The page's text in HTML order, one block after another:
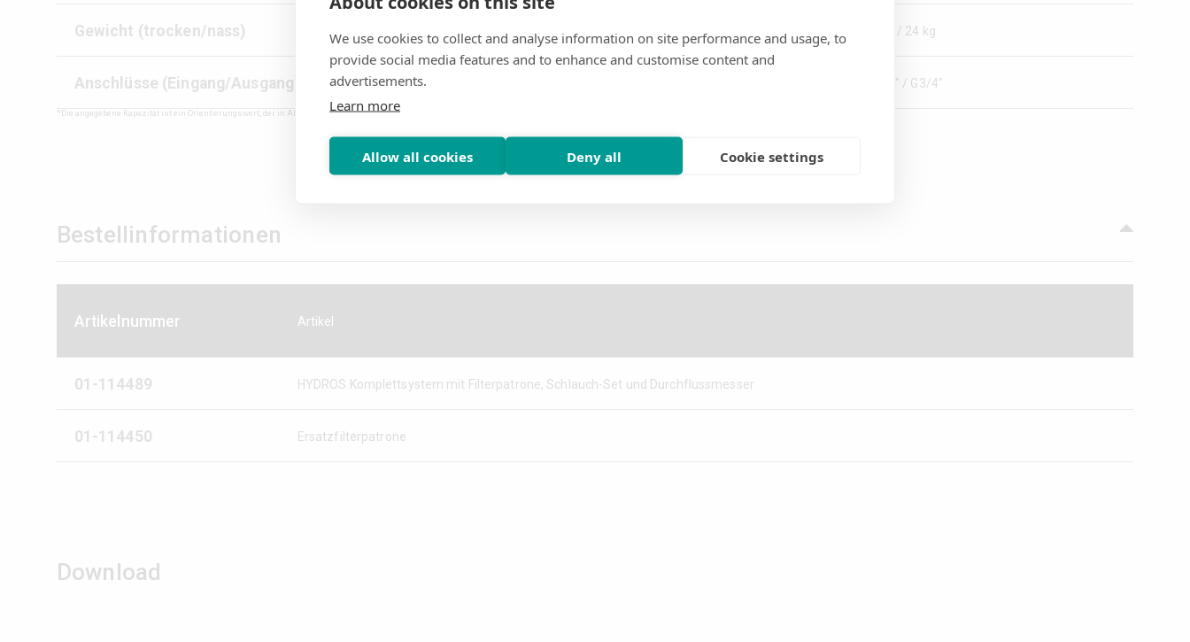
Gewicht (trocken/nass) 18 / 24 kg
Anschlüsse (Eingang/Ausgang) G1" / G3/4"
*Die angegebene Kapazität ist ein Orientierungswert, der in Abhängigkeit von der örtlichen Wasserqualität und dem Maschinentyp um +/- 20 % schwanken kann.
Bestellinformationen
Artikelnummer Artikel
01-114489 HYDROS Komplettsystem mit Filterpatrone, Schlauch-Set und Durchflussmesser
01-114450 Ersatzfilterpatrone
Download
We use cookies to collect and analyse information on site performance and usage, to
provide social media features and to enhance and customise content and
advertisements.
Learn more
Allow all cookies Deny all Cookie settings